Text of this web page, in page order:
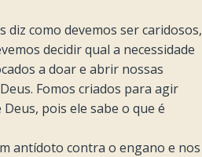
diz como devemos ser caridosos,
decidir qual a necessidade
a doar e abrir nossas
Fomos criados para agir
pois ele sabe o que é
antídoto contra o engano e nos